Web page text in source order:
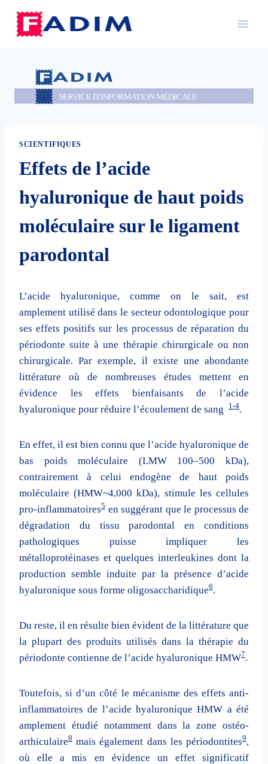
contenu
SCIENTIFIQUES
Effets de l’acide
hyaluronique de haut poids
moléculaire sur le ligament
parodontal
L’acide hyaluronique, comme on le sait, est
amplement utilisé dans le secteur odontologique pour
ses effets positifs sur les processus de réparation du
périodonte suite à une thérapie chirurgicale ou non
chirurgicale. Par exemple, il existe une abondante
littérature où de nombreuses études mettent en
évidence les effets bienfaisants de l’acide
hyaluronique pour réduire l’écoulement de sang
1-4.
En effet, il est bien connu que l’acide hyaluronique de
bas poids moléculaire (LMW 100–500 kDa),
contrairement à celui endogène de haut poids
moléculaire (HMW~4,000 kDa), stimule les cellules
pro-inflammatoires5 en suggérant que le processus de
dégradation du tissu parodontal en conditions
pathologiques puisse impliquer les
métalloprotéinases et quelques interleukines dont la
production semble induite par la présence d’acide
hyaluronique sous forme oligosaccharidique6.
Du reste, il en résulte bien évident de la littérature que
la plupart des produits utilisés dans la thérapie du
périodonte contienne de l’acide hyaluronique HMW7.
Toutefois, si d’un côté le mécanisme des effets anti-
inflammatoires de l’acide hyaluronique HMW a été
amplement étudié notamment dans la zone ostéo-
arthiculaire8 mais également dans les périodontites9,
où elle a mis en évidence un effet significatif